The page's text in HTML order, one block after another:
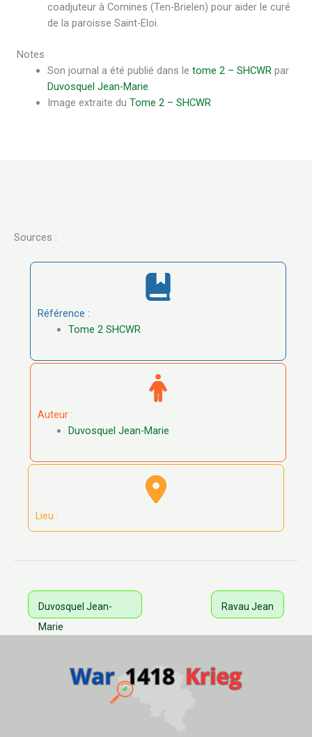
coadjuteur à Comines (Ten-Brielen) pour aider le curé
de la paroisse Saint-Eloi.
Notes
Son journal a été publié dans le tome 2 – SHCWRpar
Duvosquel Jean-Marie.
Image extraite du Tome 2 – SHCWR
Sources :
Référence :
Tome 2 SHCWR
Auteur :
Duvosquel Jean-Marie
Lieu :
Duvosquel Jean-
Marie
Ravau Jean